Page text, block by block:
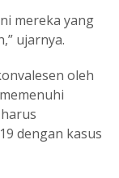
mereka yang
ujarnya.
oleh
dengan kasus